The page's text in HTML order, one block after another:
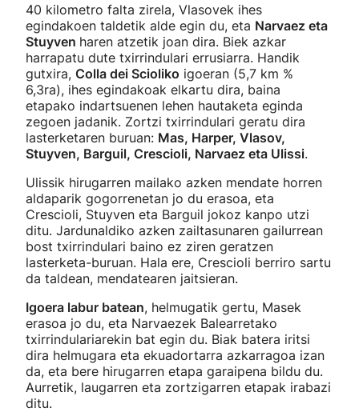
40 kilometro falta zirela, Vlasovek ihes
egindakoen taldetik alde egin du, eta Narvaez eta
Stuyven haren atzetik joan dira. Biek azkar
harrapatu dute txirrindulari errusiarra. Handik
gutxira, Colla dei Scioliko igoeran (5,7 km %
6,3ra), ihes egindakoak elkartu dira, baina
etapako indartsuenen lehen hautaketa eginda
zegoen jadanik. Zortzi txirrindulari geratu dira
lasterketaren buruan: Mas, Harper, Vlasov,
Stuyven, Barguil, Crescioli, Narvaez eta Ulissi.
Ulissik hirugarren mailako azken mendate horren
aldaparik gogorrenetan jo du erasoa, eta
Crescioli, Stuyven eta Barguil jokoz kanpo utzi
ditu. Jardunaldiko azken zailtasunaren gailurrean
bost txirrindulari baino ez ziren geratzen
lasterketa-buruan. Hala ere, Crescioli berriro sartu
da taldean, mendatearen jaitsieran.
Igoera labur batean, helmugatik gertu, Masek
erasoa jo du, eta Narvaezek Balearretako
txirrindulariarekin bat egin du. Biak batera iritsi
dira helmugara eta ekuadortarra azkarragoa izan
da, eta bere hirugarren etapa garaipena bildu du.
Aurretik, laugarren eta zortzigarren etapak irabazi
ditu.